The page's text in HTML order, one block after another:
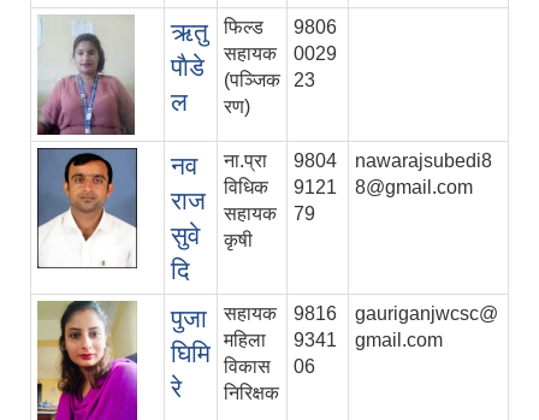
ऋतु
पाैडे
ल
फिल्ड
सहायक
(पञ्जिक
रण)
9806
0029
23
नव
राज
सुवे
दि
ना.प्रा
विधिक
सहायक
कृषी
9804
9121
79
nawarajsubedi8
8@gmail.com
पुजा
घिमि
रे
सहायक
महिला
विकास
निरिक्षक
9816
9341
06
gauriganjwcsc@
gmail.com